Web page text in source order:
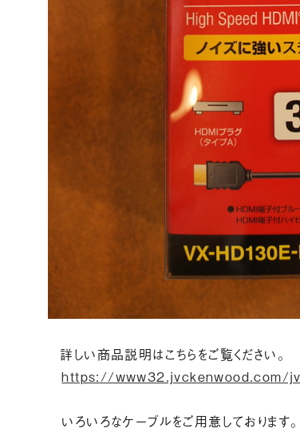
詳しい商品説明はこちらをご覧ください。
https://www32.jvckenwood.com/
いろいろなケーブルをご用意しております。